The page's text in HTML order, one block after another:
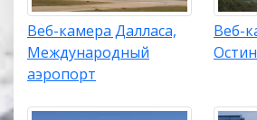
Веб-камера Далласа,
Международный
аэропорт
Веб-